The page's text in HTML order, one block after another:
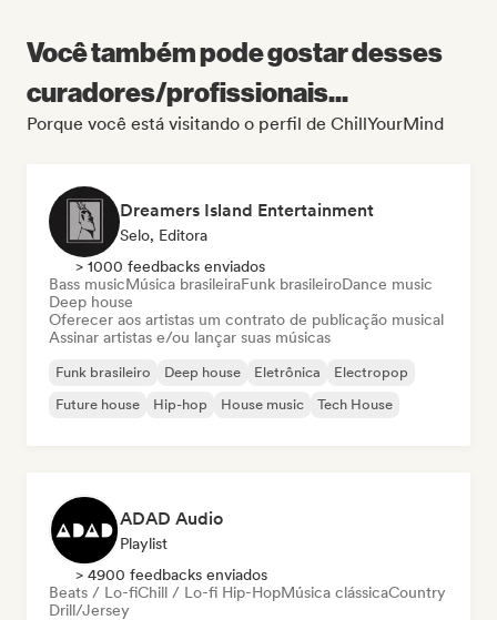
Você também pode gostar desses
curadores/profissionais...
Porque você está visitando o perfil de ChillYourMind
Dreamers Island Entertainment
Selo, Editora
> 1000 feedbacks enviados
Bass musicMúsica brasileiraFunk brasileiroDance music
Deep house
Oferecer aos artistas um contrato de publicação musical
Assinar artistas e/ou lançar suas músicas
Funk brasileiro Deep house Eletrônica
Electropop
Future house
Hip-hop House music Tech House
ADAD Audio
Playlist
> 4900 feedbacks enviados
Beats / Lo-fiChill / Lo-fi Hip-HopMúsica clássicaCountry
Drill/Jersey